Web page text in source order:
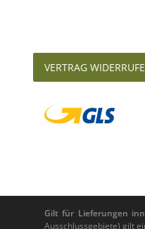
VERTRAG
Gilt für Lieferungen
Ausschlussgebiete) gilt